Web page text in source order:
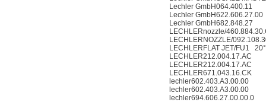
Lechler GmbH064.400.11
Lechler GmbH622.606.27.00
Lechler GmbH682.848.27
LECHLERnozzle/
LECHLERNOZZLE/
LECHLERFLAT JET/FU1
LECHLER212.004.17.AC
LECHLER212.004.17.AC
LECHLER671.043.16.CK
lechler602.403.A3.00.00
lechler602.403.A3.00.00
lechler694.606.27.00.00.0